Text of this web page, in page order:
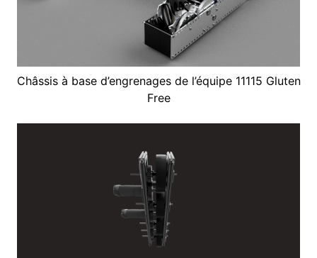
Châssis à base d’engrenages de l’équipe 11115 Gluten
Free